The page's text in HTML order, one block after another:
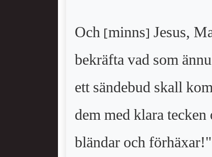
Och [minns] Jesus,
bekräfta vad som
ett sändebud skall
dem med klara
bländar och förhäxar!"